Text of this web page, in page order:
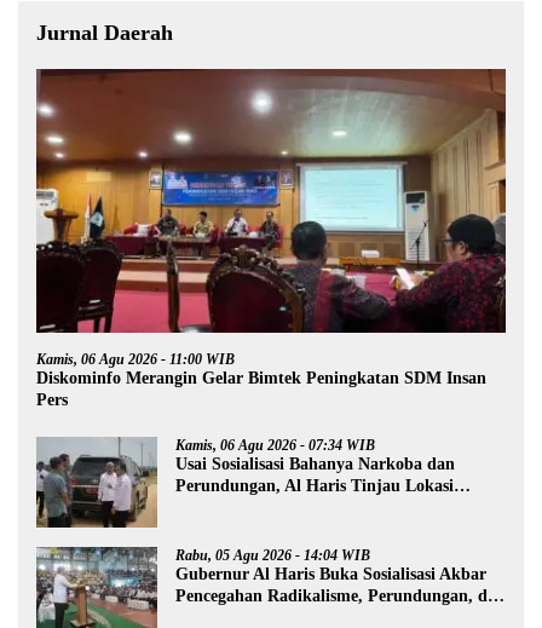
Jurnal Daerah
Kamis, 06 Agu 2026 - 11:00 WIB
Diskominfo Merangin Gelar Bimtek Peningkatan SDM Insan
Pers
Kamis, 06 Agu 2026 - 07:34 WIB
Usai Sosialisasi Bahanya Narkoba dan
Perundungan, Al Haris Tinjau Lokasi
Rabu, 05 Agu 2026 - 14:04 WIB
Gubernur Al Haris Buka Sosialisasi Akbar
Pencegahan Radikalisme, Perundungan, dan